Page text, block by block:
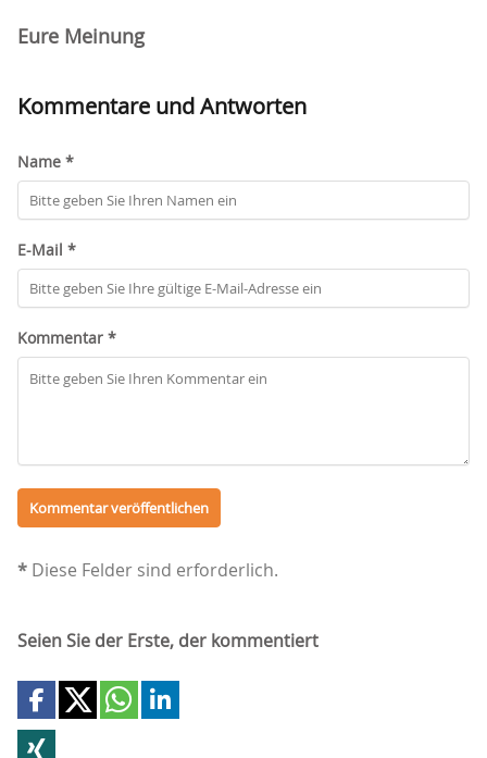
Eure Meinung
Kommentare und Antworten
Name *
E-Mail *
Kommentar *
* Diese Felder sind erforderlich.
Seien Sie der Erste, der kommentiert